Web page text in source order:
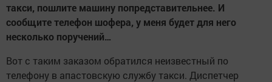
такси, пошлите машину попредставительнее. И
сообщите телефон шофера, у меня будет для него
несколько поручений…
Вот с таким заказом обратился неизвестный по
телефону в апастовскую службу такси. Диспетчер